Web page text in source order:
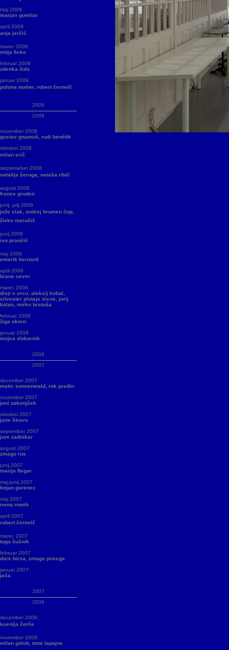
maj 2009
marjan gumilar
april 2009
anja jerčič
marec 2009
mitja ficko
februar 2009
zdenka žido
januar 2009
polona maher, robert černelč
2009
2008
november 2008
gustav gnamuš, rudi benétik
oktober 2008
milan erič
septemeber 2008
natalija šeruga, nataša ribič
avgust 2008
france gruden
junij, julij 2008
jože slak, andrej brumen čop,
živko marušič
junij 2008
ivo prančič
maj 2008
emerik bernard
april 2008
brane sever
marec 2008
divji v srcu: aleksij kobal,
silvester plotajs sicoe, jurij
kalan, mirko bratuša
februar 2008
žiga okorn
januar 2008
mojca zlokarnik
2008
2007
december 2007
matic sonnenwald, rok predin
november 2007
joni zakonjšek
oktober 2007
jane štravs
september 2007
jure zadnikar
avgust 2007
zmago rus
junij 2007
marija flegar
maj-junij 2007
bojan gorenec
maj 2007
irena romih
april 2007
robert černelč
marec 2007
tugo šušnik
februar 2007
dare birsa, zmago posega
januar 2007:
jaša
2007
2006
december 2006:
ksenija čerče
november 2006:
milan golob, tone lapajne